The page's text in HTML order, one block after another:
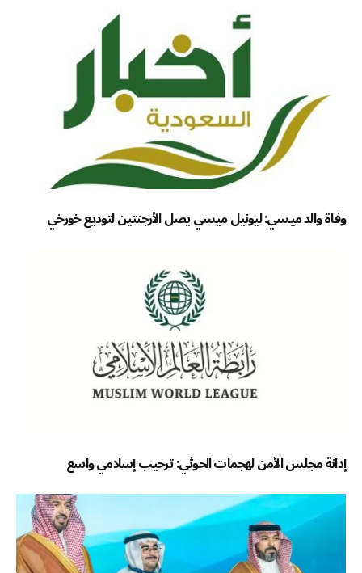
وفاة والد ميسي: ليونيل ميسي يصل الأرجنتين لتوديع خورخي
إدانة مجلس الأمن لهجمات الحوثي: ترحيب إسلامي واسع